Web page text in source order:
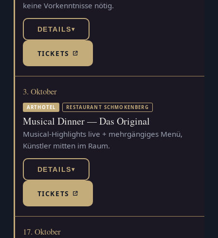
keine Vorkenntnisse nötig.
DETAILS▾
TICKETS(TICKETSHOP, ÖFFNET IN NEUEM TAB)
3. Oktober
ARTHOTEL RESTAURANT SCHMOKENBERG
Musical Dinner — Das Original
Musical-Highlights live + mehrgängiges Menü,
Künstler mitten im Raum.
DETAILS▾
TICKETS(TICKETSHOP, ÖFFNET IN NEUEM TAB)
17. Oktober